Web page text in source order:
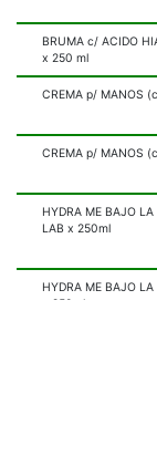
BRUMA c/ ACIDO
x 250 ml
CREMA p/ MANOS
CREMA p/ MANOS
HYDRA ME BAJO
LAB x 250ml
HYDRA ME BAJO
x 250ml